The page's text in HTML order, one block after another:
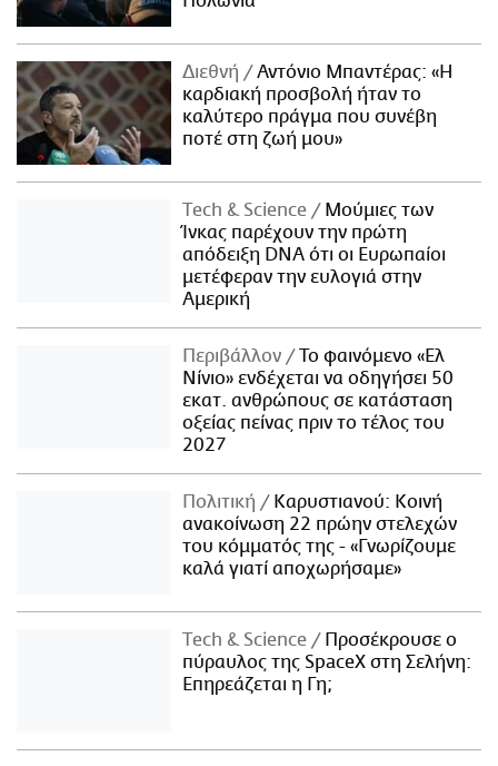
Διεθνή
Αντόνιο Μπαντέρας: «Η
καρδιακή προσβολή ήταν το
καλύτερο πράγμα που συνέβη
ποτέ στη ζωή μου»
Τech & Science
Μούμιες των
Ίνκας παρέχουν την πρώτη
απόδειξη DNA ότι οι Ευρωπαίοι
μετέφεραν την ευλογιά στην
Αμερική
Περιβάλλον
Το φαινόμενο «Ελ
Νίνιο» ενδέχεται να οδηγήσει 50
εκατ. ανθρώπους σε κατάσταση
οξείας πείνας πριν το τέλος του
2027
Πολιτική
Καρυστιανού: Κοινή
ανακοίνωση 22 πρώην στελεχών
του κόμματός της - «Γνωρίζουμε
καλά γιατί αποχωρήσαμε»
Τech & Science
Προσέκρουσε ο
πύραυλος της SpaceX στη Σελήνη:
Επηρεάζεται η Γη;